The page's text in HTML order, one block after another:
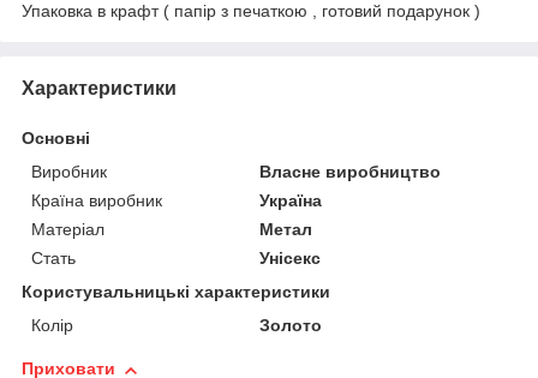
Упаковка в крафт ( папір з печаткою , готовий подарунок )
Характеристики
Основні
Виробник
Власне виробництво
Країна виробник
Україна
Матеріал
Метал
Стать
Унісекс
Користувальницькі характеристики
Колір
Золото
Приховати